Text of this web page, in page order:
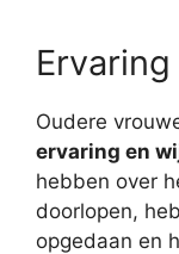
Oudere
ervaring en
hebben over
doorlopen,
opgedaan en